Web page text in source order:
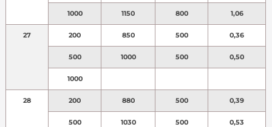
1000 1150 800 1,06
27 200 850 500 0,36
500 1000 500 0,50
1000
28 200 880 500 0,39
500 1030 500 0,53